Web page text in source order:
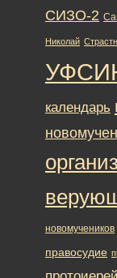
СИЗО-2
Николай
календарь
новомучеников
правосудие